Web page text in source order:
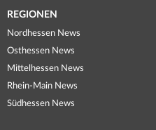
REGIONEN
Nordhessen News
Osthessen News
Mittelhessen News
Rhein-Main News
Südhessen News